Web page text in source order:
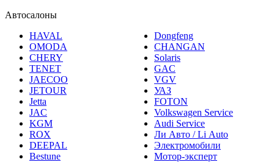
Автосалоны
HAVAL
OMODA
CHERY
TENET
JAECOO
JETOUR
Jetta
JAC
KGM
ROX
DEEPAL
Bestune
Dongfeng
CHANGAN
Solaris
GAC
VGV
УАЗ
FOTON
Volkswagen Service
Audi Service
Ли Авто / Li Auto
Электромобили
Мотор-эксперт